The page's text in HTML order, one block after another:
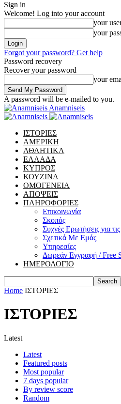
Sign in
Welcome! Log into your account
your
your
Forgot your password? Get help
Password recovery
Recover your password
your
A password will be e-mailed to you.
Anamniseis
ΙΣΤΟΡΙΕΣ
ΑΜΕΡΙΚΗ
ΑΘΛΗΤΙΚΑ
ΕΛΛΑΔΑ
ΚΥΠΡΟΣ
ΚΟΥΖΙΝΑ
ΟΜΟΓΕΝΕΙΑ
ΑΠΟΨΕΙΣ
ΠΛΗΡΟΦΟΡΙΕΣ
Επικοινωνία
Σκοπός
Συχνές Ερωτήσεις για
Σχετικά Με Εμάς
Υπηρεσίες
Δωρεάν Εγγραφή / Free
ΗΜΕΡΟΛΟΓΙΟ
Home ΙΣΤΟΡΙΕΣ
ΙΣΤΟΡΙΕΣ
Latest
Latest
Featured posts
Most popular
7 days popular
By review score
Random